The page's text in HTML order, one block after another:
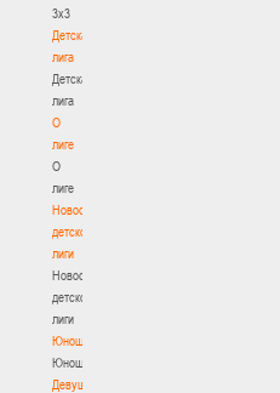
3х3
Детская
лига
Детская
лига
О
лиге
О
лиге
Новости
детской
лиги
Новости
детской
лиги
Юноши
Юноши
Девушки